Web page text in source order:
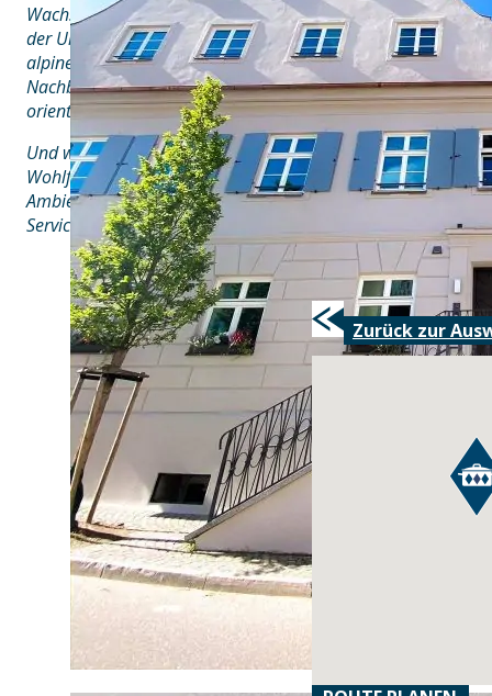
Wachstumszyklen der Natur verpflichtet. Saisonal
der Umwelt und besonders der artgerechten Haltung
alpinem Charakter und mit erkennbarer Liebe zur ebenso
Nachbarländer wie der Schweiz, Italien oder Österreich. Ob
orientiert: Unser Restaurant lädt zum vollendeten Genuss.
Und wer sich auf den perfekten Espresso oder den
Wohlfahlatmosphäre freut: Genießen Sie den Tag bei
Ambiente oder lassen Sie ihn in netter Gesellschaft und mit
Service auf netteste Weise ausklingen. Unsere Bar erfüllt
Zurück zur